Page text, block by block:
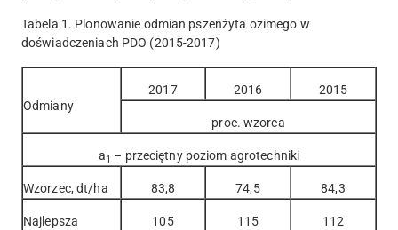
Tabela 1. Plonowanie odmian pszenżyta ozimego w
doświadczeniach PDO (2015-2017)
Odmiany
2017 2016 2015
proc. wzorca
a1 – przeciętny poziom agrotechniki
Wzorzec, dt/ha 83,8 74,5 84,3
Najlepsza 105 115 112